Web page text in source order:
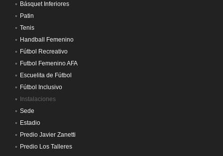
Básquet Inferiores
Patin
Tenis
Handball Femenino
Fútbol Recreativo
Futbol Femenino AFA
Escuelita de Fútbol
Fútbol Inclusivo
Instalaciones
Sede
Estadio
Predio Javier Zanetti
Predio Los Talleres